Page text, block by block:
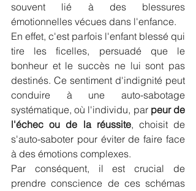
souvent lié à des blessures
émotionnelles vécues dans l'enfance.
En effet, c'est parfois l'enfant blessé qui
tire les ficelles, persuadé que le
bonheur et le succès ne lui sont pas
destinés. Ce sentiment d'indignité peut
conduire à une auto-sabotage
systématique, où l'individu, par peur de
l'échec ou de la réussite, choisit de
s'auto-saboter pour éviter de faire face
à des émotions complexes.
Par conséquent, il est crucial de
prendre conscience de ces schémas